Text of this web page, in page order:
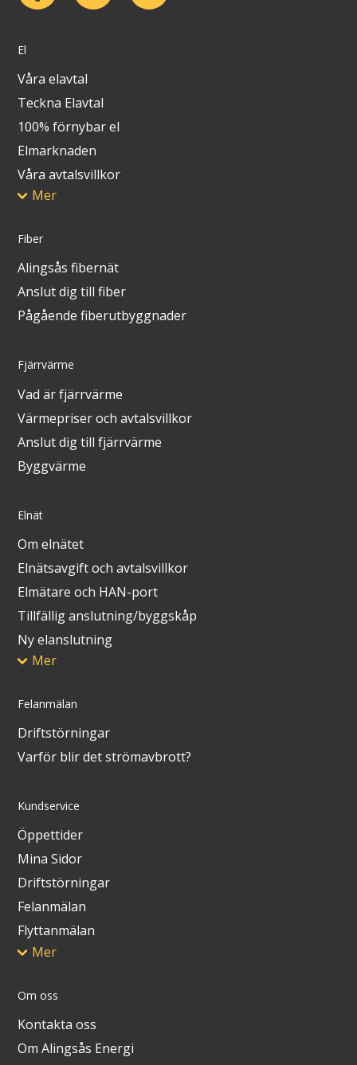
El
Våra elavtal
Teckna Elavtal
100% förnybar el
Elmarknaden
Våra avtalsvillkor
Mer
Fiber
Alingsås fibernät
Anslut dig till fiber
Pågående fiberutbyggnader
Fjärrvärme
Vad är fjärrvärme
Värmepriser och avtalsvillkor
Anslut dig till fjärrvärme
Byggvärme
Elnät
Om elnätet
Elnätsavgift och avtalsvillkor
Elmätare och HAN-port
Tillfällig anslutning/byggskåp
Ny elanslutning
Mer
Felanmälan
Driftstörningar
Varför blir det strömavbrott?
Kundservice
Öppettider
Mina Sidor
Driftstörningar
Felanmälan
Flyttanmälan
Mer
Om oss
Kontakta oss
Om Alingsås Energi